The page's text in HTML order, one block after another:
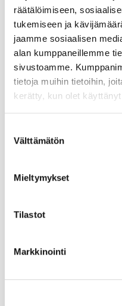
räätälöimiseen,
tukemiseen ja
jaamme sosiaalisen
alan kumppaneillemme
sivustoamme.
tietoja muihin tietoihin,
kerätty, kun olet
valinta
Välttämätön
Mieltymykset
Tilastot
Markkinointi